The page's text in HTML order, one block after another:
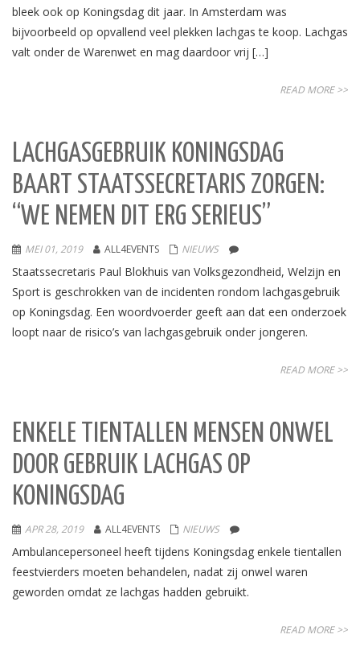
bleek ook op Koningsdag dit jaar. In Amsterdam was
bijvoorbeeld op opvallend veel plekken lachgas te koop. Lachgas
valt onder de Warenwet en mag daardoor vrij […]
READ MORE >>
LACHGASGEBRUIK KONINGSDAG
BAART STAATSSECRETARIS ZORGEN:
“WE NEMEN DIT ERG SERIEUS”
MEI 01, 2019 ALL4EVENTS NIEUWS
Staatssecretaris Paul Blokhuis van Volksgezondheid, Welzijn en
Sport is geschrokken van de incidenten rondom lachgasgebruik
op Koningsdag. Een woordvoerder geeft aan dat een onderzoek
loopt naar de risico’s van lachgasgebruik onder jongeren.
READ MORE >>
ENKELE TIENTALLEN MENSEN ONWEL
DOOR GEBRUIK LACHGAS OP
KONINGSDAG
APR 28, 2019 ALL4EVENTS NIEUWS
Ambulancepersoneel heeft tijdens Koningsdag enkele tientallen
feestvierders moeten behandelen, nadat zij onwel waren
geworden omdat ze lachgas hadden gebruikt.
READ MORE >>